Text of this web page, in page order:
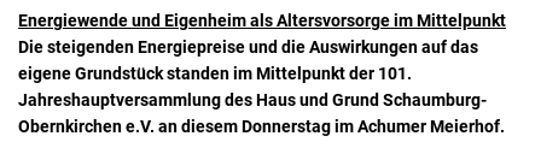
Energiewende und Eigenheim als Altersvorsorge im Mittelpunkt
Die steigenden Energiepreise und die Auswirkungen auf das
eigene Grundstück standen im Mittelpunkt der 101.
Jahreshauptversammlung des Haus und Grund Schaumburg-
Obernkirchen e.V. an diesem Donnerstag im Achumer Meierhof.